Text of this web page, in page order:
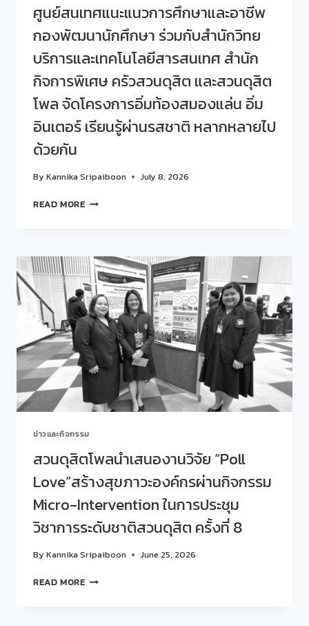
สร้าง
อนาคต
ปี
ที่
ศูนย์สนเทศแนะแนวการศึกษาและอาชีพ
กองพัฒนานักศึกษา ร่วมกับสำนักวิทย
บริการและเทคโนโลยีสารสนเทศ สำนัก
กิจการพิเศษ ครัวสวนดุสิต และสวนดุสิต
โพล จัดโครงการอิ่มท้องสมองแล่น อิ่ม
อินเตอร์ เรียนรู้ผ่านรสชาติ หลากหลายไป
ด้วยกัน
ByKannika Sripaiboon July 8, 2026
READ MOREศูนย์
ศึกษา
และ
อาชีพ
กอง
พัฒนา
นักศึกษา
ร่วม
กับ
สำนัก
และ
สารสนเทศ
สำนัก
กิจการ
พิเศษ
ครัว
สวนดุสิต
และ
สวน
สิต
จัด
ข่าวและกิจกรรม
สวนดุสิตโพลนำเสนองานวิจัย “Poll
Love”สร้างสุขภาวะองค์กรผ่านกิจกรรม
Micro-Intervention ในการประชุม
วิชาการระดับชาติสวนดุสิต ครั้งที่ 8
ByKannika Sripaiboon June 25, 2026
READ MOREสวนดุสิต